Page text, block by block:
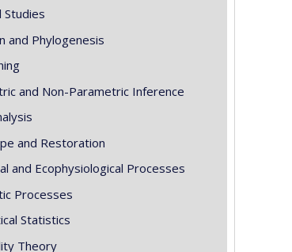
Studies
and Phylogenesis
and Non-Parametric Inference
and Restoration
and Ecophysiological Processes
Processes
Statistics
Theory